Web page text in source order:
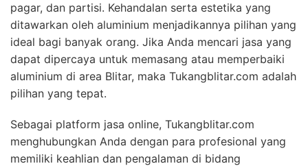
pagar, dan partisi. Kehandalan serta estetika yang
ditawarkan oleh aluminium menjadikannya pilihan yang
ideal bagi banyak orang. Jika Anda mencari jasa yang
dapat dipercaya untuk memasang atau memperbaiki
aluminium di area Blitar, maka Tukangblitar.com adalah
pilihan yang tepat.
Sebagai platform jasa online, Tukangblitar.com
menghubungkan Anda dengan para profesional yang
memiliki keahlian dan pengalaman di bidang